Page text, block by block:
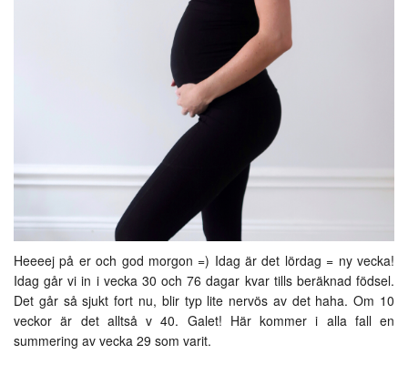
Heeeej på er och god morgon =) Idag är det lördag = ny vecka!
Idag går vi in i vecka 30 och 76 dagar kvar tills beräknad födsel.
Det går så sjukt fort nu, blir typ lite nervös av det haha. Om 10
veckor är det alltså v 40. Galet! Här kommer i alla fall en
summering av vecka 29 som varit.